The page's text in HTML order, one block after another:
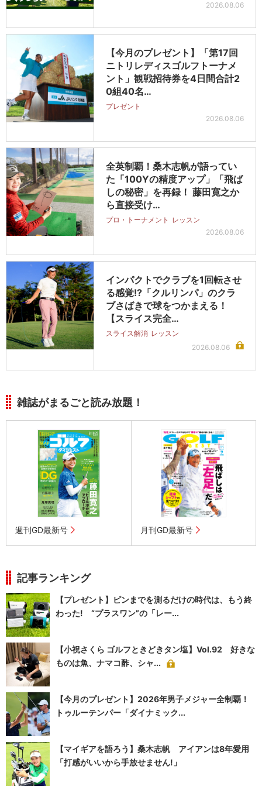
2026.08.06
【今月のプレゼント】「第17回
ニトリレディスゴルフトーナメ
ント」観戦招待券を4日間合計2
0組40名…
プレゼント
2026.08.06
全英制覇！桑木志帆が語ってい
た「100Yの精度アップ」「飛ば
しの秘密」を再録！ 藤田寛之か
ら直接受け…
プロ・トーナメント レッスン
2026.08.06
インパクトでクラブを1回転させ
る感覚!?「クルリンパ」のクラ
ブさばきで球をつかまえる！
【スライス完全…
スライス解消 レッスン
2026.08.06
雑誌がまるごと読み放題！
週刊GD最新号 月刊GD最新号
記事ランキング
【プレゼント】ピンまでを測るだけの時代は、もう終
わった! “プラスワン”の「レー...
【小祝さくら ゴルフときどきタン塩】Vol.92 好きな
ものは魚、ナマコ酢、シャ...
【今月のプレゼント】2026年男子メジャー全制覇！
トゥルーテンパー「ダイナミック...
【マイギアを語ろう】桑木志帆 アイアンは8年愛用
「打感がいいから手放せません!」